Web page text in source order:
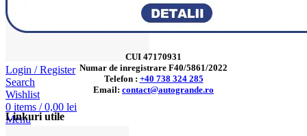
Login / Register
Search
Wishlist
0 items / 0,00 lei
Menu
CUI 47170931
Numar de inregistrare F40/5861/2022
Telefon : +40 738 324 285
Email: contact@autogrande.ro
Linkuri utile